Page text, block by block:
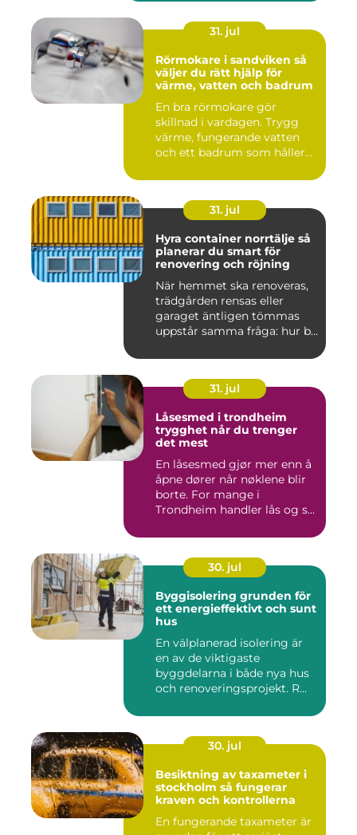
31. jul
Rörmokare i sandviken så
väljer du rätt hjälp för
värme, vatten och badrum
En bra rörmokare gör
skillnad i vardagen. Trygg
värme, fungerande vatten
och ett badrum som håller
31. jul
Hyra container norrtälje så
planerar du smart för
renovering och röjning
När hemmet ska renoveras,
trädgården rensas eller
garaget äntligen tömmas
uppstår samma fråga: hur b...
31. jul
Låsesmed i trondheim
trygghet når du trenger
det mest
En låsesmed gjør mer enn å
åpne dører når nøklene blir
borte. For mange i
Trondheim handler lås og s...
30. jul
Byggisolering grunden för
ett energieffektivt och sunt
hus
En välplanerad isolering är
en av de viktigaste
byggdelarna i både nya hus
och renoveringsprojekt. R...
30. jul
Besiktning av taxameter i
stockholm så fungerar
kraven och kontrollerna
En fungerande taxameter är